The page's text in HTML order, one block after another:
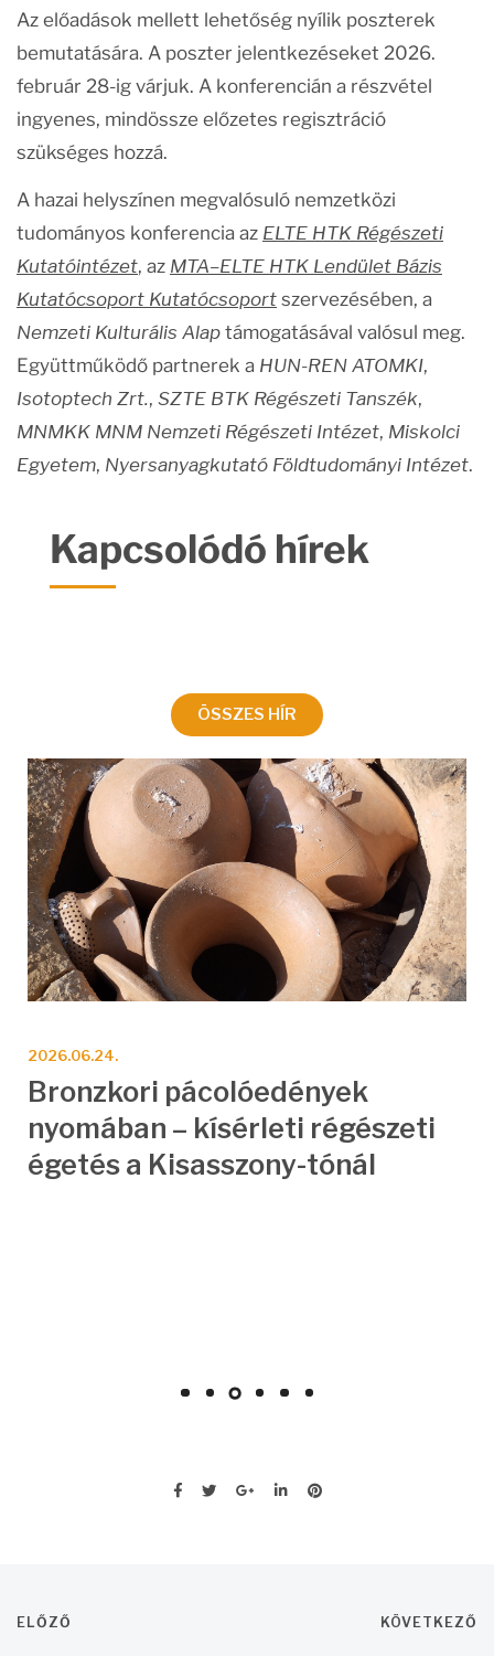
Az előadások mellett lehetőség nyílik poszterek
bemutatására. A poszter jelentkezéseket 2026.
február 28-ig várjuk. A konferencián a részvétel
ingyenes, mindössze előzetes regisztráció
szükséges hozzá.
A hazai helyszínen megvalósuló nemzetközi
tudományos konferencia az ELTE HTK Régészeti
Kutatóintézet, az MTA–ELTE HTK Lendület Bázis
Kutatócsoport Kutatócsoport szervezésében, a
Nemzeti Kulturális Alap támogatásával valósul meg.
Együttműködő partnerek a HUN-REN ATOMKI,
Isotoptech Zrt., SZTE BTK Régészeti Tanszék,
MNMKK MNM Nemzeti Régészeti Intézet, Miskolci
Egyetem, Nyersanyagkutató Földtudományi Intézet.
Kapcsolódó hírek
ÖSSZES HÍR
2026.06.16.
Új eredmények Tápióbicske-
Várhegy és Kalapos-hegy
kutatásában
ELŐZŐ KÖVETKEZŐ